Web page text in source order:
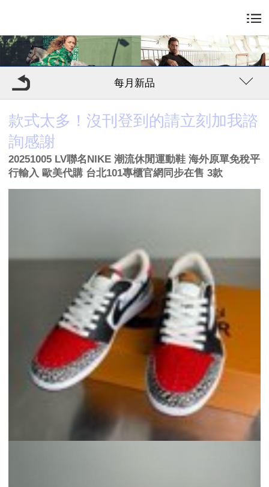
每月新品
款式太多！沒刊登到的請立刻加我諮
詢感謝
20251005 LV聯名NIKE 潮流休閒運動鞋 海外原單免稅平
行輸入 歐美代購 台北101專櫃官網同步在售 3款